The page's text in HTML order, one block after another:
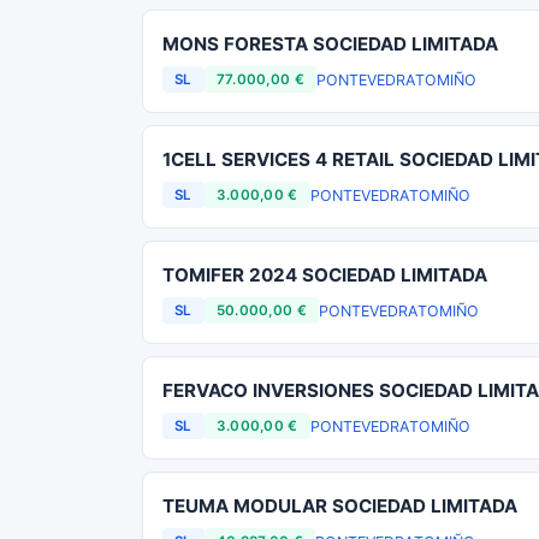
MONS FORESTA SOCIEDAD LIMITADA
SL 77.000,00 € PONTEVEDRATOMIÑO
1CELL SERVICES 4 RETAIL SOCIEDAD
SL 3.000,00 € PONTEVEDRATOMIÑO
TOMIFER 2024 SOCIEDAD LIMITADA
SL 50.000,00 € PONTEVEDRATOMIÑO
FERVACO INVERSIONES SOCIEDAD
SL 3.000,00 € PONTEVEDRATOMIÑO
TEUMA MODULAR SOCIEDAD LIMITADA